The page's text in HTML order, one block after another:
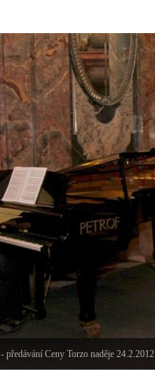
předávání Ceny Torzo naděje 24.2.2012